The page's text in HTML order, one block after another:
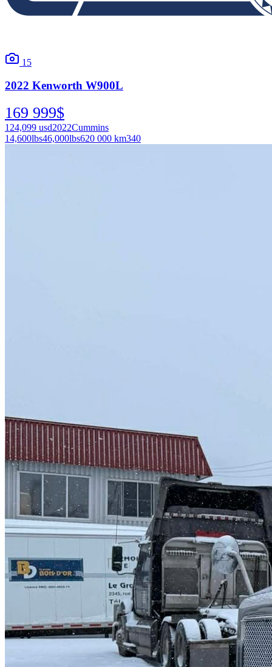
15
2022 Kenworth W900L
169 999$
124,099 usd2022Cummins
14,600lbs46,000lbs620 000 km340